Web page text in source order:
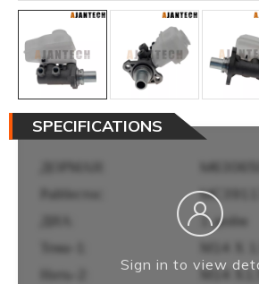
SPECIFICATIONS
ДОРМАН:
M630650
Райбестос:
1 дюйм
Тема-1:
М14 Х 1,5
Нить-2:
М14
Sign in to view